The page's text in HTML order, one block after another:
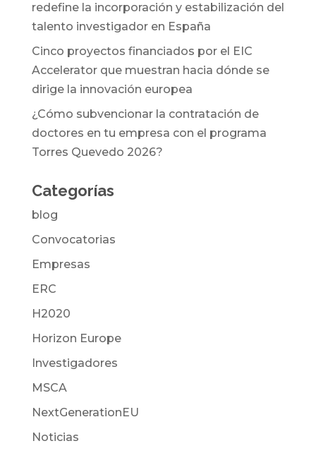
redefine la incorporación y estabilización del
talento investigador en España
Cinco proyectos financiados por el EIC
Accelerator que muestran hacia dónde se
dirige la innovación europea
¿Cómo subvencionar la contratación de
doctores en tu empresa con el programa
Torres Quevedo 2026?
Categorías
blog
Convocatorias
Empresas
ERC
H2020
Horizon Europe
Investigadores
MSCA
NextGenerationEU
Noticias